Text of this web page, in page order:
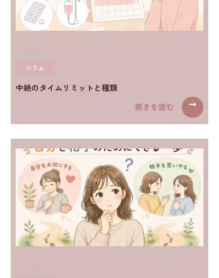
コラム
中絶のタイムリミットと種類
続きを読む